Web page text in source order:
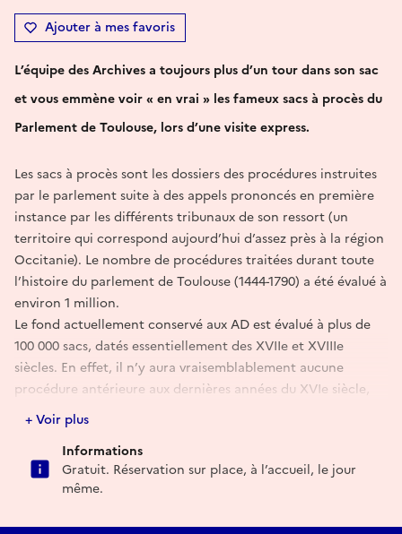
Ajouter à mes favoris
L’équipe des Archives a toujours plus d’un tour dans son sac
et vous emmène voir « en vrai » les fameux sacs à procès du
Parlement de Toulouse, lors d’une visite express.
Les sacs à procès sont les dossiers des procédures instruites
par le parlement suite à des appels prononcés en première
instance par les différents tribunaux de son ressort (un
territoire qui correspond aujourd’hui d’assez près à la région
Occitanie). Le nombre de procédures traitées durant toute
l’histoire du parlement de Toulouse (1444-1790) a été évalué à
environ 1 million.
Le fond actuellement conservé aux AD est évalué à plus de
100 000 sacs, datés essentiellement des XVIIe et XVIIIe
siècles. En effet, il n’y aura vraisemblablement aucune
procédure antérieure aux dernières années du XVIe siècle,
les documents ayant subi un incendie lors des troubles
religieux de février 1589.
Sam. - À partir de 15h & Dim. - À partir de 12h (toutes les
heures).
Durée : 20mn.
+ Voir plus
Informations
Gratuit. Réservation sur place, à l’accueil, le jour
même.